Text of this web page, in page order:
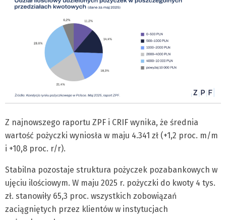
Z najnowszego raportu ZPF i CRIF wynika, że średnia
wartość pożyczki wyniosła w maju 4.341 zł (+1,2 proc. m/m
i +10,8 proc. r/r).
Stabilna pozostaje struktura pożyczek pozabankowych w
ujęciu ilościowym. W maju 2025 r. pożyczki do kwoty 4 tys.
zł. stanowiły 65,3 proc. wszystkich zobowiązań
zaciągniętych przez klientów w instytucjach